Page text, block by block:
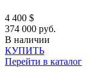
4 400 $
374 000 руб.
В наличии
КУПИТЬ
Перейти в каталог